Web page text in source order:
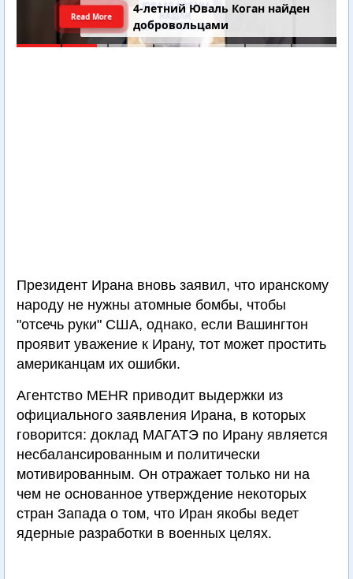
4-летний Юваль Коган найден
добровольцами
Read More
Президент Ирана вновь заявил, что иранскому
народу не нужны атомные бомбы, чтобы
"отсечь руки" США, однако, если Вашингтон
проявит уважение к Ирану, тот может простить
американцам их ошибки.
Агентство MEHR приводит выдержки из
официального заявления Ирана, в которых
говорится: доклад МАГАТЭ по Ирану является
несбалансированным и политически
мотивированным. Он отражает только ни на
чем не основанное утверждение некоторых
стран Запада о том, что Иран якобы ведет
ядерные разработки в военных целях.